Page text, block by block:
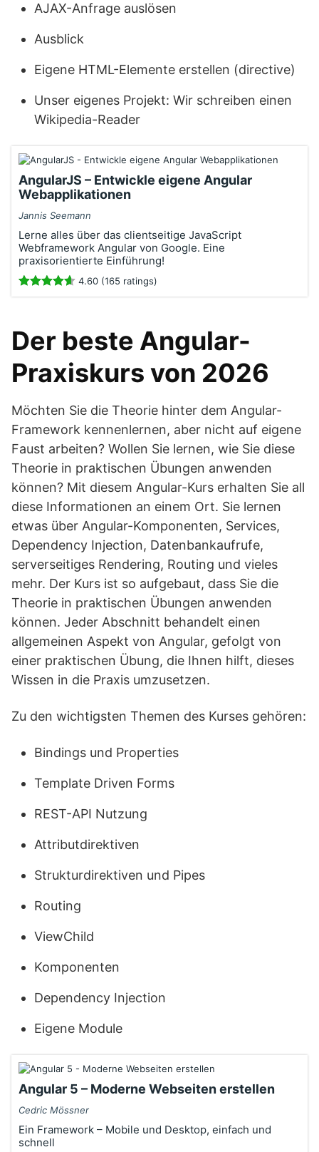
AJAX-Anfrage auslösen
Ausblick
Eigene HTML-Elemente erstellen (directive)
Unser eigenes Projekt: Wir schreiben einen
Wikipedia-Reader
AngularJS – Entwickle eigene Angular
Webapplikationen
Jannis Seemann
Lerne alles über das clientseitige JavaScript
Webframework Angular von Google. Eine
praxisorientierte Einführung!
4.60 (165 ratings)
Der beste Angular-
Praxiskurs von 2026
Möchten Sie die Theorie hinter dem Angular-
Framework kennenlernen, aber nicht auf eigene
Faust arbeiten? Wollen Sie lernen, wie Sie diese
Theorie in praktischen Übungen anwenden
können? Mit diesem Angular-Kurs erhalten Sie all
diese Informationen an einem Ort. Sie lernen
etwas über Angular-Komponenten, Services,
Dependency Injection, Datenbankaufrufe,
serverseitiges Rendering, Routing und vieles
mehr. Der Kurs ist so aufgebaut, dass Sie die
Theorie in praktischen Übungen anwenden
können. Jeder Abschnitt behandelt einen
allgemeinen Aspekt von Angular, gefolgt von
einer praktischen Übung, die Ihnen hilft, dieses
Wissen in die Praxis umzusetzen.
Zu den wichtigsten Themen des Kurses gehören:
Bindings und Properties
Template Driven Forms
REST-API Nutzung
Attributdirektiven
Strukturdirektiven und Pipes
Routing
ViewChild
Komponenten
Dependency Injection
Eigene Module
Angular 5 – Moderne Webseiten erstellen
Cedric Mössner
Ein Framework – Mobile und Desktop, einfach und
schnell